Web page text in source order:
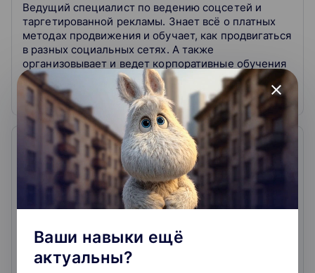
Ведущий специалист по ведению соцсетей и
таргетированной рекламы. Знает всё о платных
методах продвижения и обучает, как продвигаться
в разных социальных сетях. А также
организовывает и ведет корпоративные обучения
в TeachLine
Лариса Волкова
1 курс
Event-директор.
пользователями. Продюсер проектов «Morozoff-
Hall», «OZ HUB» и организатор мероприятий в Фуд-
Холле «Стачка» в городе ОреховоЗуево.
close
Ваши навыки ещё
актуальны?